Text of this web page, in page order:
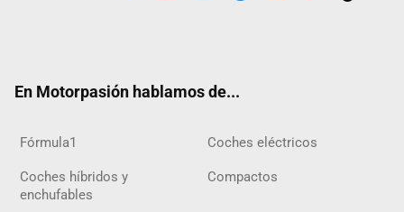
En Motorpasión hablamos de...
Fórmula1 Coches eléctricos
Coches híbridos y
enchufables
Compactos